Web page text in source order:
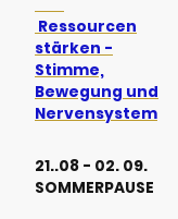
Ressourcen
stärken -
Stimme,
Bewegung und
Nervensystem
21..08 - 02. 09.
SOMMERPAUSE